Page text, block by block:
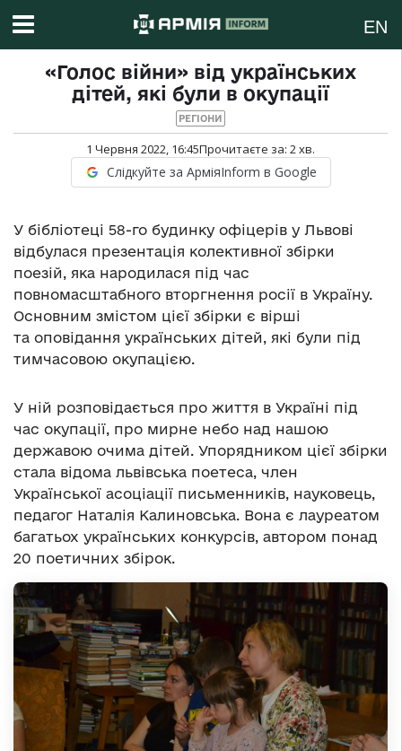
EN
«Голос війни» від українських
дітей, які були в окупації
РЕГІОНИ
1 Червня 2022, 16:45Прочитаєте за: 2хв.
Слідкуйте за АрміяInform в Google
У бібліотеці 58-го будинку офіцерів у Львові
відбулася презентація колективної збірки
поезій, яка народилася під час
повномасштабного вторгнення росії в Україну.
Основним змістом цієї збірки є вірші
та оповідання українських дітей, які були під
тимчасовою окупацією.
У ній розповідається про життя в Україні під
час окупації, про мирне небо над нашою
державою очима дітей. Упорядником цієї збірки
стала відома львівська поетеса, член
Української асоціації письменників, науковець,
педагог Наталія Калиновська. Вона є лауреатом
багатьох українських конкурсів, автором понад
20 поетичних збірок.